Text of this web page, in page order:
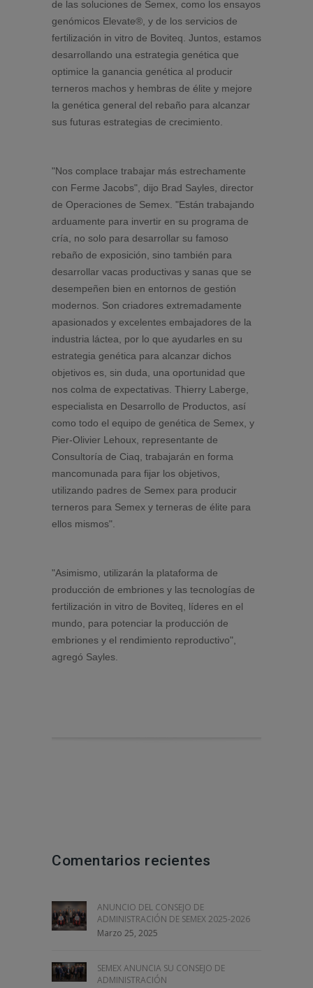
de las soluciones de Semex, como los ensayos
genómicos Elevate®, y de los servicios de
fertilización in vitro de Boviteq. Juntos, estamos
desarrollando una estrategia genética que
optimice la ganancia genética al producir
terneros machos y hembras de élite y mejore
la genética general del rebaño para alcanzar
sus futuras estrategias de crecimiento.
"Nos complace trabajar más estrechamente
con Ferme Jacobs", dijo Brad Sayles, director
de Operaciones de Semex. "Están trabajando
arduamente para invertir en su programa de
cría, no solo para desarrollar su famoso
rebaño de exposición, sino también para
desarrollar vacas productivas y sanas que se
desempeñen bien en entornos de gestión
modernos. Son criadores extremadamente
apasionados y excelentes embajadores de la
industria láctea, por lo que ayudarles en su
estrategia genética para alcanzar dichos
objetivos es, sin duda, una oportunidad que
nos colma de expectativas. Thierry Laberge,
especialista en Desarrollo de Productos, así
como todo el equipo de genética de Semex, y
Pier-Olivier Lehoux, representante de
Consultoría de Ciaq, trabajarán en forma
mancomunada para fijar los objetivos,
utilizando padres de Semex para producir
terneros para Semex y terneras de élite para
ellos mismos".
"Asimismo, utilizarán la plataforma de
producción de embriones y las tecnologías de
fertilización in vitro de Boviteq, líderes en el
mundo, para potenciar la producción de
embriones y el rendimiento reproductivo",
agregó Sayles.
Comentarios recientes
ANUNCIO DEL CONSEJO DE
ADMINISTRACIÓN DE SEMEX 2025-2026
Marzo 25, 2025
SEMEX ANUNCIA SU CONSEJO DE
ADMINISTRACIÓN